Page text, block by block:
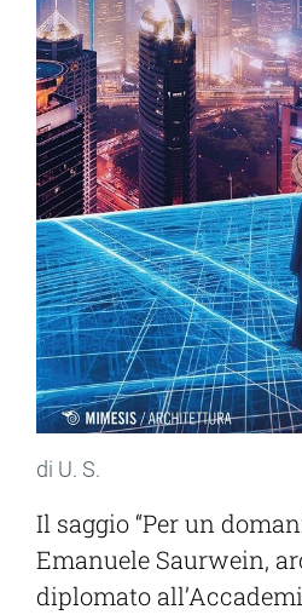
di U. S.
Il saggio “Per un
Emanuele Saurwein,
diplomato